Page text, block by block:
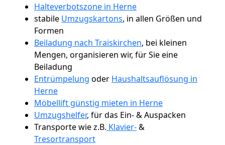
Halteverbotszone in Herne
stabile Umzugskartons, in allen Größen und
Formen
Beiladung nach Traiskirchen, bei kleinen
Mengen, organisieren wir, für Sie eine
Beiladung
Entrümpelung oder Haushaltsauflösung in
Herne
Möbellift günstig mieten in Herne
Umzugshelfer, für das Ein- & Auspacken
Transporte wie z.B. Klavier-&
Tresortransport